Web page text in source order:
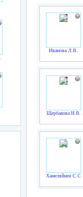
Иванова Л.В.
Щербакова И.В.
Хамеляйнен С.С.